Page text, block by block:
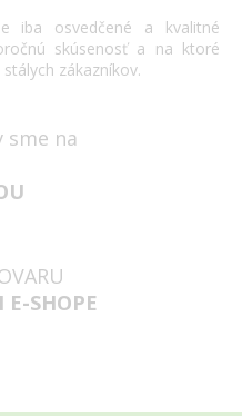
iba osvedčené a
kvalitné
skúsenosť a na ktoré
stálych zákazníkov.
na
E-SHOPE